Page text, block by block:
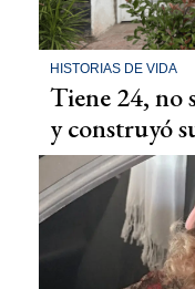
HISTORIAS DE VIDA
Tiene 24, no
y construyó